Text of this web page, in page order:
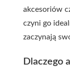
akcesoriów
czyni go
zaczynają
Dlaczego